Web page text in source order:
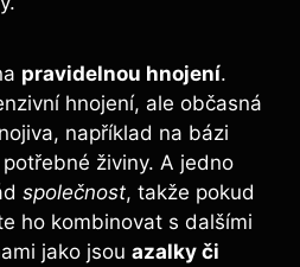
pravidelnou hnojení.
hnojení, ale občasná
například na bázi
živiny. A jedno
společnost, takže pokud
ho kombinovat s dalšími
jako jsou azalky či